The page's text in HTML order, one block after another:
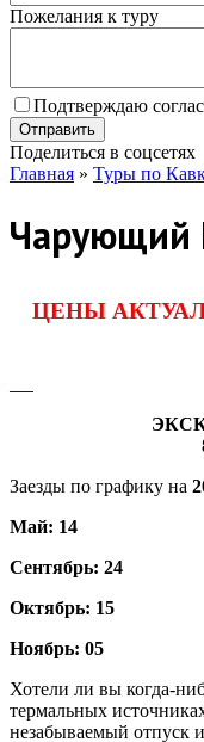
Пожелания к туру
Подтверждаю
Поделиться в соцсетях
Главная » Туры по
Чарующий
ЦЕНЫ
Заезды по графику на
Май: 14
Сентябрь: 24
Октябрь: 15
Ноябрь: 05
Хотели ли вы когда-
термальных
незабываемый отпуск